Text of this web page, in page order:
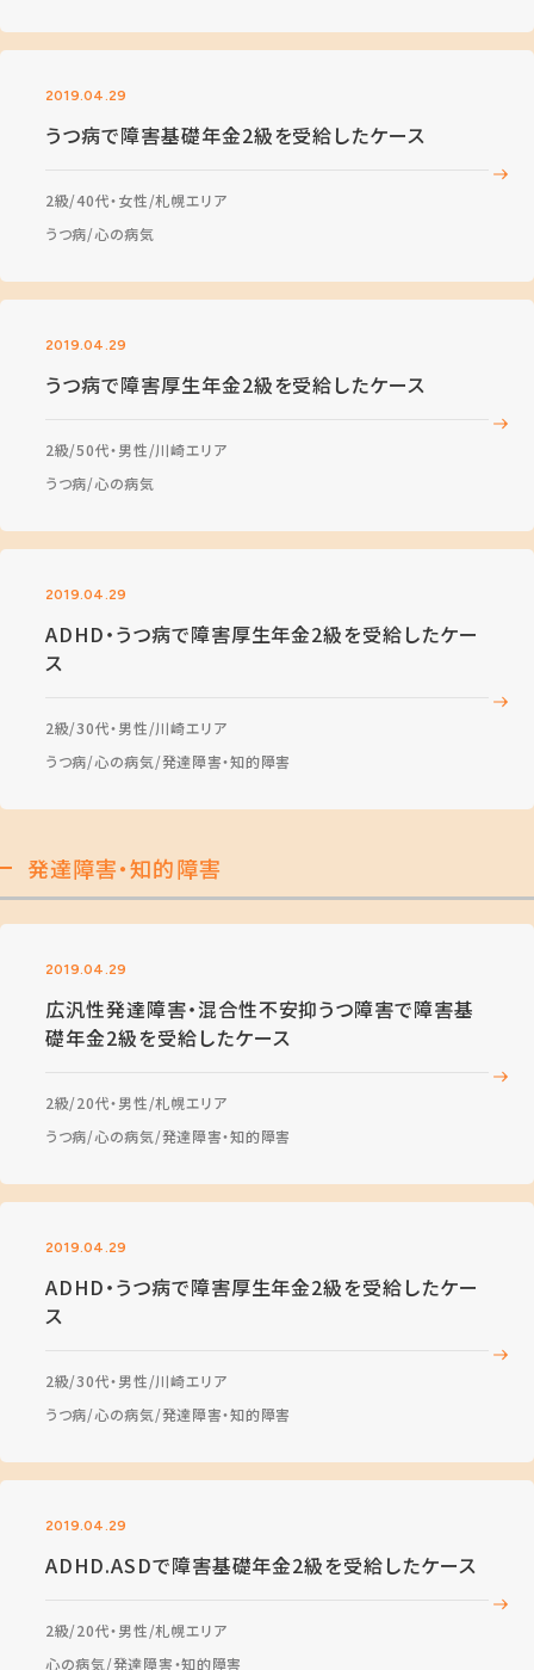
2019.04.29
うつ病で障害基礎年金2級を受給したケース
2級 40代・女性 札幌エリア
うつ病 心の病気
2019.04.29
うつ病で障害厚生年金2級を受給したケース
2級 50代・男性 川崎エリア
うつ病 心の病気
2019.04.29
ADHD・うつ病で障害厚生年金2級を受給したケー
ス
2級 30代・男性 川崎エリア
うつ病 心の病気 発達障害・知的障害
発達障害・知的障害
2019.04.29
広汎性発達障害・混合性不安抑うつ障害で障害基
礎年金2級を受給したケース
2級 20代・男性 札幌エリア
うつ病 心の病気 発達障害・知的障害
2019.04.29
ADHD・うつ病で障害厚生年金2級を受給したケー
ス
2級 30代・男性 川崎エリア
うつ病 心の病気 発達障害・知的障害
2019.04.29
ADHD.ASDで障害基礎年金2級を受給したケース
2級 20代・男性 札幌エリア
心の病気 発達障害・知的障害